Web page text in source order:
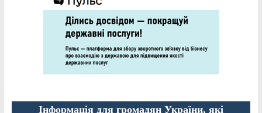
Інформація для громадян України, які